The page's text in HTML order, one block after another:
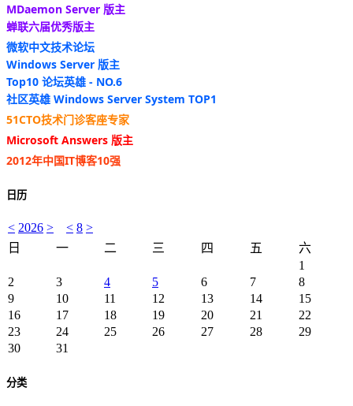
MDaemon Server 版主
蝉联六届优秀版主
微软中文技术论坛
Windows Server 版主
Top10 论坛英雄 - NO.6
社区英雄 Windows Server System TOP1
51CTO技术门诊客座专家
Microsoft Answers 版主
2012年中国IT博客10强
日历
< 2026 > < 8 >
日
一 二 三 四 五
六
1
2
3 4 5 6 7
8
9
10 11 12 13 14
15
16
17 18 19 20 21
22
23
24 25 26 27 28
29
30
31
分类